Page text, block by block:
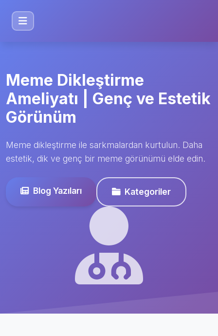
Meme Dikleştirme
Ameliyatı | Genç ve Estetik
Görünüm
Meme dikleştirme ile sarkmalardan kurtulun. Daha
estetik, dik ve genç bir meme görünümü elde edin.
Blog Yazıları Kategoriler